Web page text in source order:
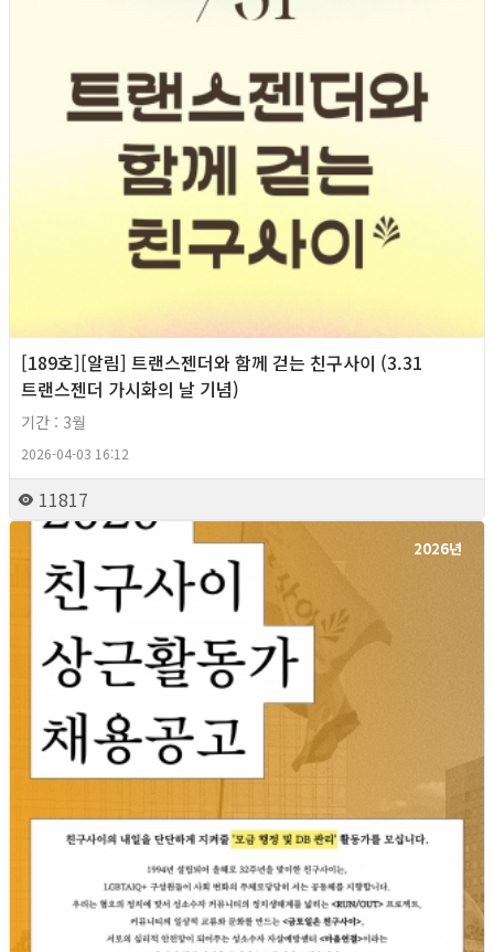
[189호][알림] 트랜스젠더와 함께 걷는 친구사이 (3.31
트랜스젠더 가시화의 날 기념)
기간 : 3월
2026-04-03 16:12
11817
2026년